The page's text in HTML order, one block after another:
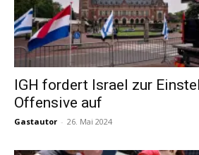
IGH fordert Israel zur
Offensive auf
Gastautor - 26. Mai 2024